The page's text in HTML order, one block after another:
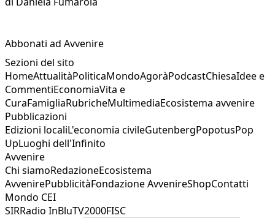
Abbonati ad Avvenire
Sezioni del sito
HomeAttualitàPoliticaMondoAgoràPodcastChiesaIdee e
CommentiEconomiaVita e
CuraFamigliaRubricheMultimediaEcosistema avvenire
Pubblicazioni
Edizioni localiL'economia civileGutenbergPopotusPop
UpLuoghi dell'Infinito
Avvenire
Chi siamoRedazioneEcosistema
AvvenirePubblicitàFondazione AvvenireShopContatti
Mondo CEI
SIRRadio InBluTV2000FISC